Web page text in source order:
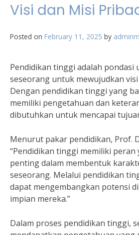
Visi dan Misi
Posted on February 11, 2025 by
Pendidikan tinggi adalah pondasi
seseorang untuk mewujudkan
Dengan pendidikan tinggi yang
memiliki pengetahuan dan
dibutuhkan untuk mencapai
Menurut pakar pendidikan, Prof.
“Pendidikan tinggi memiliki peran
penting dalam membentuk
seseorang. Melalui pendidikan
dapat mengembangkan potensi
impian mereka.”
Dalam proses pendidikan tinggi,